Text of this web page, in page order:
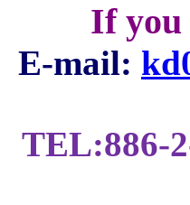
If you
E-mail:
TEL:886-